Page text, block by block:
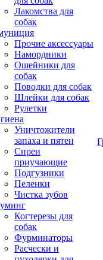
Лакомства для
собак
Прочие аксессуары
Намордники
Ошейники для
собак
Поводки для собак
Шлейки для собак
Рулетки
Уничтожители
запаха и пятен
Спреи
приучающие
Подгузники
Пеленки
Чистка зубов
Когтерезы для
собак
Фурминаторы
Расчески и